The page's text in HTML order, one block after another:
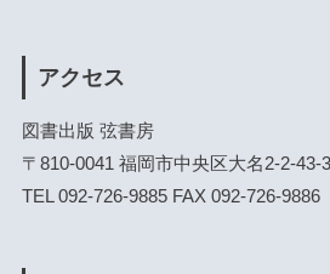
アクセス
図書出版 弦書房
〒810-0041 福岡市中央区大名2-2-43-
TEL 092-726-9885 FAX 092-726-9886